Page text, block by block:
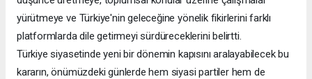
yürütmeye ve Türkiye'nin geleceğine yönelik fikirlerini farklı
platformlarda dile getirmeyi sürdüreceklerini belirtti.
Türkiye siyasetinde yeni bir dönemin kapısını aralayabilecek bu
kararın, önümüzdeki günlerde hem siyasi partiler hem de